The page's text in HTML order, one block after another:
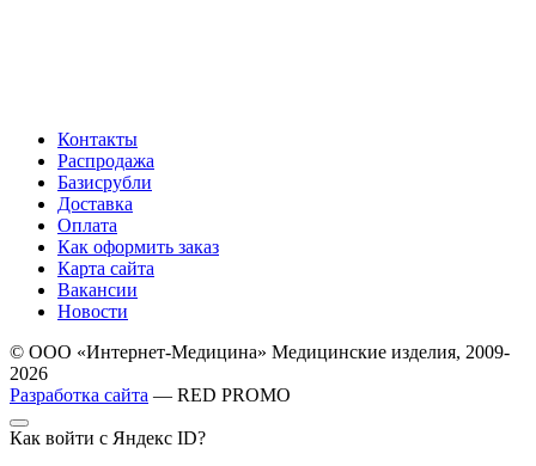
Контакты
Распродажа
Базисрубли
Доставка
Оплата
Как оформить заказ
Карта сайта
Вакансии
Новости
© ООО «Интернет-Медицина» Медицинские изделия, 2009-
2026
Разработка сайта — RED PROMO
Как войти с Яндекс ID?